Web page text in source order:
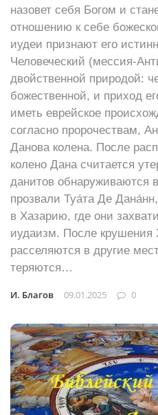
назовет себя Богом и
отношению к себе
иудеи признают его
Человеческий (мессия-
двойственной природой:
божественной, и приход
иметь еврейское
согласно пророчествам,
Данова колена. После
колено Дана считается
данитов обнаруживаются
прозвали Туа́та Де
в Хазарию, где они
иудаизм. После крушения
расселяются в другие
теряются…
И. Благов 09.01.2025 0